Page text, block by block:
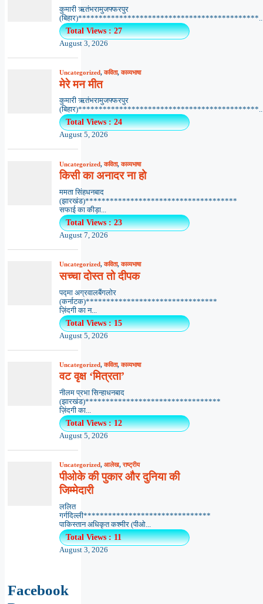
कुमारी ऋतंभरामुजफ्फरपुर
Total Views : 27
August 3, 2026
Uncategorized,कविता,काव्यभाषा
मेरे मन मीत
कुमारी ऋतंभरामुजफ्फरपुर
Total Views : 24
August 5, 2026
Uncategorized,कविता,काव्यभाषा
किसी का अनादर ना हो
ममता सिंहधनबाद
(झारखंड)*************************************
सफाई का कीड़ा...
Total Views : 23
August 7, 2026
Uncategorized,कविता,काव्यभाषा
सच्चा दोस्त तो दीपक
पद्मा अग्रवालबैंगलोर
(कर्नाटक)********************************
ज़िंदगी का न...
Total Views : 15
August 5, 2026
Uncategorized,कविता,काव्यभाषा
वट वृक्ष ‘मित्रता’
नीलम प्रभा सिन्हाधनबाद
(झारखंड)*********************************
ज़िंदगी का...
Total Views : 12
August 5, 2026
Uncategorized, आलेख,राष्ट्रीय
पीओके की पुकार और दुनिया की
जिम्मेदारी
ललित
गर्गदिल्ली*******************************
पाकिस्तान अधिकृत कश्मीर (पीओ...
Total Views : 11
August 3, 2026
Facebook